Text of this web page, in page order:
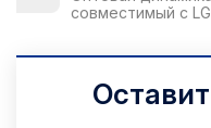
совместимый с